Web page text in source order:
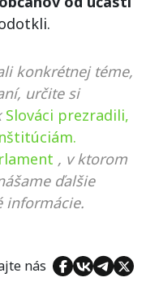
konkrétnej téme,
určite si
Slováci prezradili,
, v ktorom
ďalšie
informácie.
nás